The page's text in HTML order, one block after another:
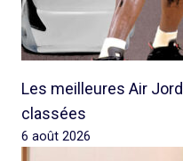
Les meilleures Air
classées
6 août 2026